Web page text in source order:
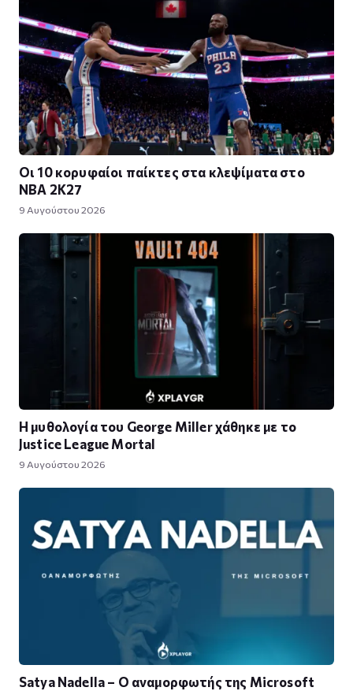
Οι 10 κορυφαίοι παίκτες στα κλεψίματα στο
NBA 2K27
9 Αυγούστου 2026
Η μυθολογία του George Miller χάθηκε με το
Justice League Mortal
9 Αυγούστου 2026
Satya Nadella – Ο αναμορφωτής της Microsoft